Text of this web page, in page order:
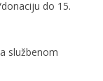
do 15.
službenom